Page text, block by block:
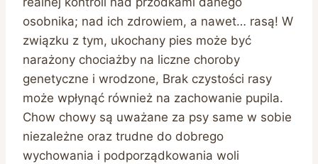
osobnika; nad ich zdrowiem, a nawet… rasą! W
związku z tym, ukochany pies może być
narażony chociażby na liczne choroby
genetyczne i wrodzone, Brak czystości rasy
może wpłynąć również na zachowanie pupila.
Chow chowy są uważane za psy same w sobie
niezależne oraz trudne do dobrego
wychowania i podporządkowania woli